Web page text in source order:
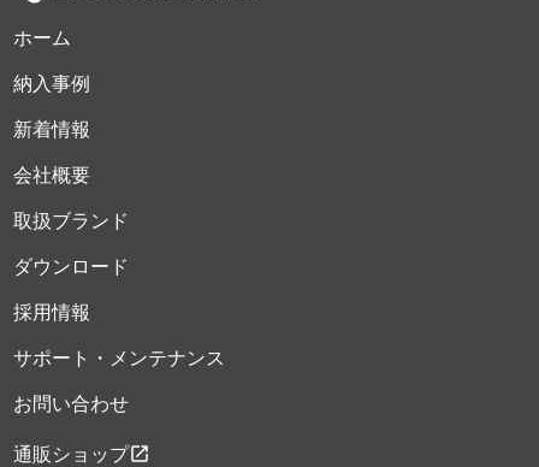
ホーム
納入事例
新着情報
会社概要
取扱ブランド
ダウンロード
採用情報
サポート・メンテナンス
お問い合わせ
通販ショップopen_in_new